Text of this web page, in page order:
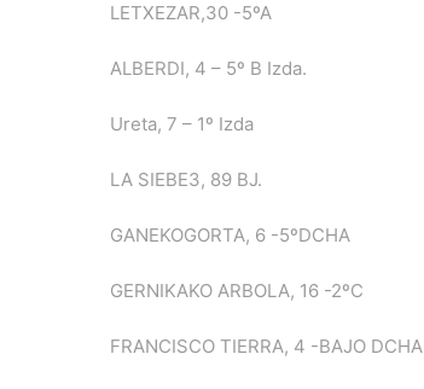
LETXEZAR,30 -5ºA
ALBERDI, 4 – 5º B Izda.
Ureta, 7 – 1º Izda
LA SIEBE3, 89 BJ.
GANEKOGORTA, 6 -5ºDCHA
GERNIKAKO ARBOLA, 16 -2ºC
FRANCISCO TIERRA, 4 -BAJO DCHA